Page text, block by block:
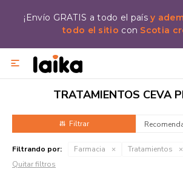
¡Envío GRATIS a todo el paísy
todo el sitio con Scotia

TRATAMIENTOS CEVA
Filtrando por: Farmacia Tratamientos
Quitar filtros